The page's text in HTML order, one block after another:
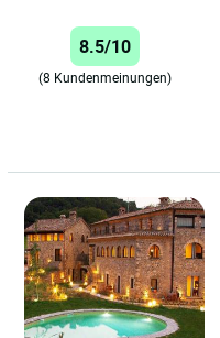
8.5/10
(8 Kundenmeinungen)